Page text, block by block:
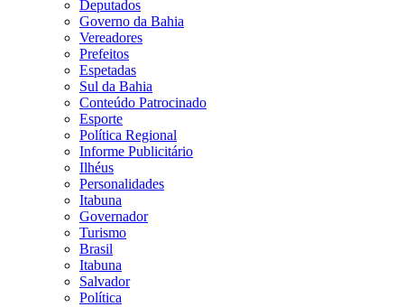
Deputados
Governo da Bahia
Vereadores
Prefeitos
Espetadas
Sul da Bahia
Conteúdo Patrocinado
Esporte
Política Regional
Informe Publicitário
Ilhéus
Personalidades
Itabuna
Governador
Turismo
Brasil
Itabuna
Salvador
Política